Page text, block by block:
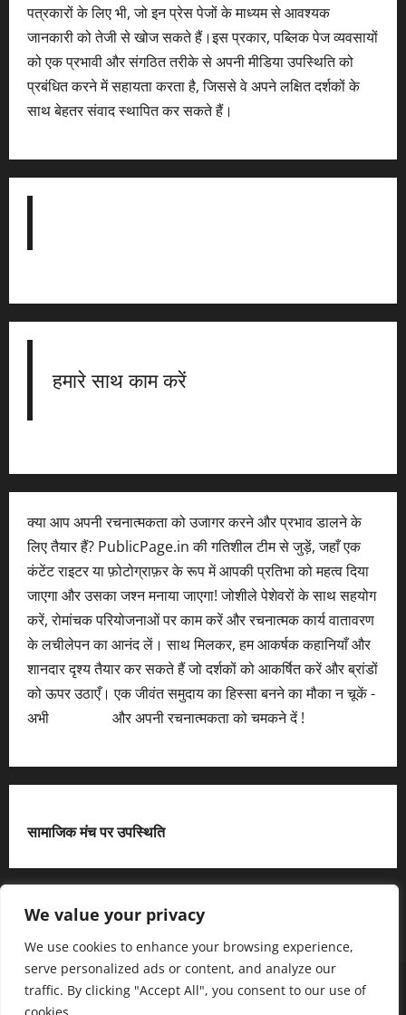
We value your privacy
We use cookies to enhance your browsing experience,
serve personalized ads or content, and analyze our
traffic. By clicking "Accept All", you consent to our use of
पत्रकारों के लिए भी, जो इन प्रेस पेजों के माध्यम से आवश्यक
जानकारी को तेजी से खोज सकते हैं।इस प्रकार, पब्लिक पेज व्यवसायों
को एक प्रभावी और संगठित तरीके से अपनी मीडिया उपस्थिति को
प्रबंधित करने में सहायता करता है, जिससे वे अपने लक्षित दर्शकों के
साथ बेहतर संवाद स्थापित कर सकते हैं।
हमारे साथ काम करें
क्या आप अपनी रचनात्मकता को उजागर करने और प्रभाव डालने के
लिए तैयार हैं? PublicPage.in की गतिशील टीम से जुड़ें, जहाँ एक
कंटेंट राइटर या फ़ोटोग्राफ़र के रूप में आपकी प्रतिभा को महत्व दिया
जाएगा और उसका जश्न मनाया जाएगा! जोशीले पेशेवरों के साथ सहयोग
करें, रोमांचक परियोजनाओं पर काम करें और रचनात्मक कार्य वातावरण
के लचीलेपन का आनंद लें। साथ मिलकर, हम आकर्षक कहानियाँ और
शानदार दृश्य तैयार कर सकते हैं जो दर्शकों को आकर्षित करें और ब्रांडों
को ऊपर उठाएँ। एक जीवंत समुदाय का हिस्सा बनने का मौका न चूकें -
अभी
और अपनी रचनात्मकता को चमकने दें !
सामाजिक मंच पर उपस्थिति
X
हमसे जुड़ें
आधिकारिक नीति पृष्ठ (Privacy Policy)